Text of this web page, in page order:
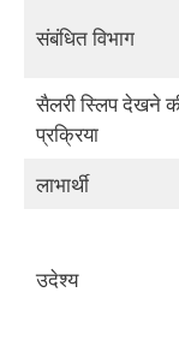
संबंधित विभाग
सैलरी स्लिप देखने
प्रक्रिया
लाभार्थी
उदेश्य